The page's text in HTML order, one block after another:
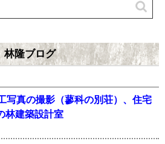
林隆ブログ
写真の撮影（蓼科の別荘）、住宅
林建築設計室